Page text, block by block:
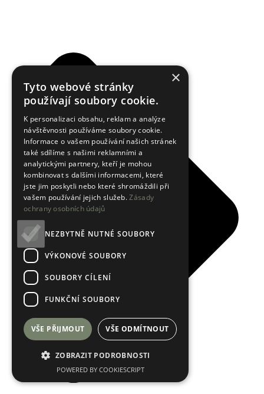
×
Tyto webové stránky
používají soubory cookie.
K personalizaci obsahu, reklam a analýze
návštěvnosti používáme soubory cookie.
Informace o vašem používání našich stránek
také sdílíme s našimi reklamními a
analytickými partnery, kteří je mohou
kombinovat s dalšími informacemi, které
jste jim poskytli nebo které shromáždili při
vašem používání jejich služeb.Zásady
ochrany osobních údajů
NEZBYTNĚ NUTNÉ SOUBORY
VÝKONOVÉ SOUBORY
SOUBORY CÍLENÍ
FUNKČNÍ SOUBORY
VŠE PŘIJMOUT VŠE ODMÍTNOUT
ZOBRAZIT PODROBNOSTI
POWERED BY COOKIESCRIPT